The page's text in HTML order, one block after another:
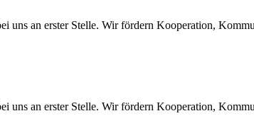
uns an erster Stelle. Wir fördern Kooperation,
uns an erster Stelle. Wir fördern Kooperation,